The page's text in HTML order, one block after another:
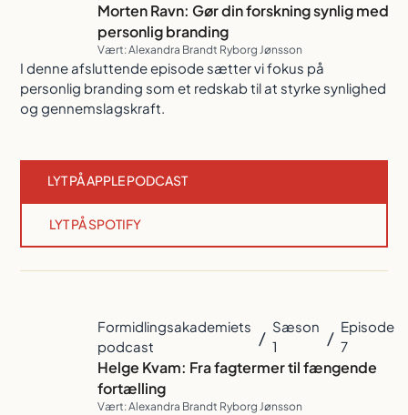
Morten Ravn: Gør din forskning synlig med
personlig branding
Vært: Alexandra Brandt Ryborg Jønsson
I denne afsluttende episode sætter vi fokus på
personlig branding som et redskab til at styrke synlighed
og gennemslagskraft.
LYT PÅ APPLE PODCAST
LYT PÅ SPOTIFY
Formidlingsakademiets
podcast
/ Sæson
1
/ Episode
7
Helge Kvam: Fra fagtermer til fængende
fortælling
Vært: Alexandra Brandt Ryborg Jønsson